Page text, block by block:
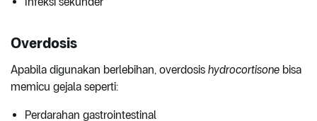
Overdosis
Apabila digunakan berlebihan, overdosis hydrocortisone bisa
memicu gejala seperti:
Perdarahan gastrointestinal